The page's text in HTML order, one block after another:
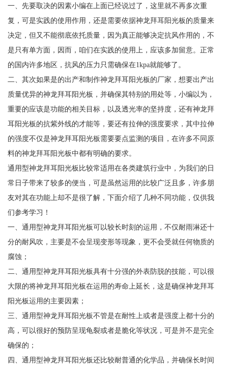
一、先要取决的因素小编在上面已经说过了，这里就不再多次重
复，可是实践的使用作用，还是需要依据神龙拜耳阳光板的质量来
决定，但又不能彻底依托质量，因为真正能够决定抗风作用的，不
是只有单方面，因而，咱们在实践的使用上，应该多加留意。正常
的国内许多地区，抗风的压力只需确保在1kpa就能够了。
二、其次如果是的出产和制作神龙拜耳阳光板的厂家，想要出产出
质量优异的神龙拜耳阳光板，并确保其特别的用处等，小编以为，
重要的应该是功能的相关目标，以及透光率的坚持度，还有神龙拜
耳阳光板的抗紫外线的才能等，要还有拉伸的强度要求，其中拉伸
的强度不仅是神龙拜耳阳光板需要要点监测的项目，在许多不同原
料的神龙拜耳阳光板中都有明确的要求。
通用型神龙拜耳阳光板比较常适用在各类建筑行业中，为我们的日
常日子带来了较多的便当，可是虽然运用的比较广泛且多，许多朋
友对其在功能上却不是很了解，下面介绍了几种不同功能，仅供我
们参考学习！
一、通用型神龙拜耳阳光板可以较长时刻的运用，不仅耐雨淋还十
分的耐风吹，主要是不会呈现变形等现象，更不会受就任何物质的
腐蚀；
二、通用型神龙拜耳阳光板具有十分强的外表防脱的技能，可以很
大限的将神龙拜耳阳光板在运用的寿命上延长，这是确保神龙拜耳
阳光板运用的主要因素；
三、通用型神龙拜耳阳光板不管是在耐性上或者是强度上都十分的
高，可以很好的预防呈现龟裂或者是脆化等状况，可是并不是完全
确保的；
四、通用型神龙拜耳阳光板还比较耐普通的化学品，并确保长时间